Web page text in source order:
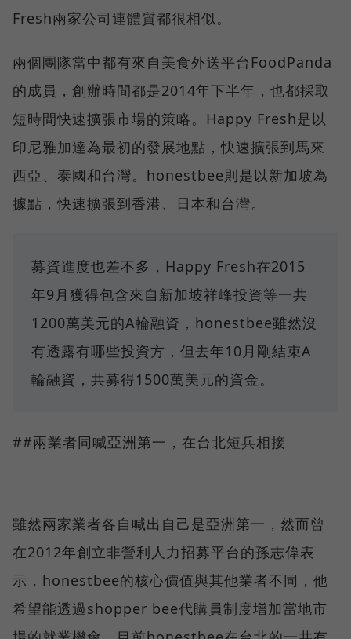
Fresh兩家公司連體質都很相似。
兩個團隊當中都有來自美食外送平台FoodPanda
的成員，創辦時間都是2014年下半年，也都採取
短時間快速擴張市場的策略。Happy Fresh是以
印尼雅加達為最初的發展地點，快速擴張到馬來
西亞、泰國和台灣。honestbee則是以新加坡為
據點，快速擴張到香港、日本和台灣。
募資進度也差不多，Happy Fresh在2015
年9月獲得包含來自新加坡祥峰投資等一共
1200萬美元的A輪融資，honestbee雖然沒
有透露有哪些投資方，但去年10月剛結束A
輪融資，共募得1500萬美元的資金。
##兩業者同喊亞洲第一，在台北短兵相接
雖然兩家業者各自喊出自己是亞洲第一，然而曾
在2012年創立非營利人力招募平台的孫志偉表
示，honestbee的核心價值與其他業者不同，他
希望能透過shopper bee代購員制度增加當地市